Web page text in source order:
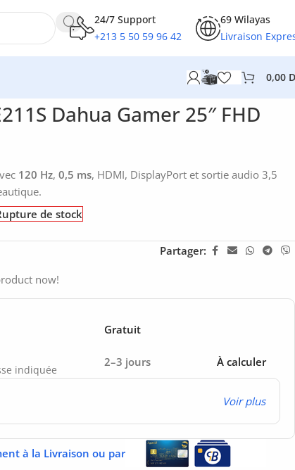
24/7 Support
+213 5 50 59 96 42
69 Wilayas
Livraison
0,00
Dahua Gamer 25″ FHD
120 Hz, 0,5 ms, HDMI, DisplayPort et sortie audio 3,5
de stock
Partager:
now!
Gratuit
indiquée
2–3 jours À calculer
Voir plus
à la Livraison ou par